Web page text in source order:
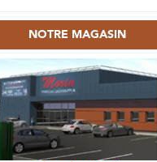
NOTRE MAGASIN